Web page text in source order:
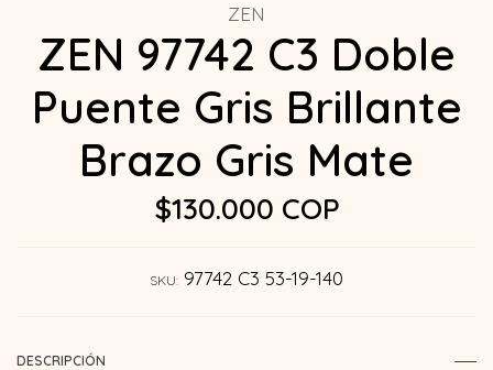
ZEN
ZEN 97742 C3 Doble
Puente Gris Brillante
Brazo Gris Mate
$130.000 COP
SKU: 97742 C3 53-19-140
DESCRIPCIÓN